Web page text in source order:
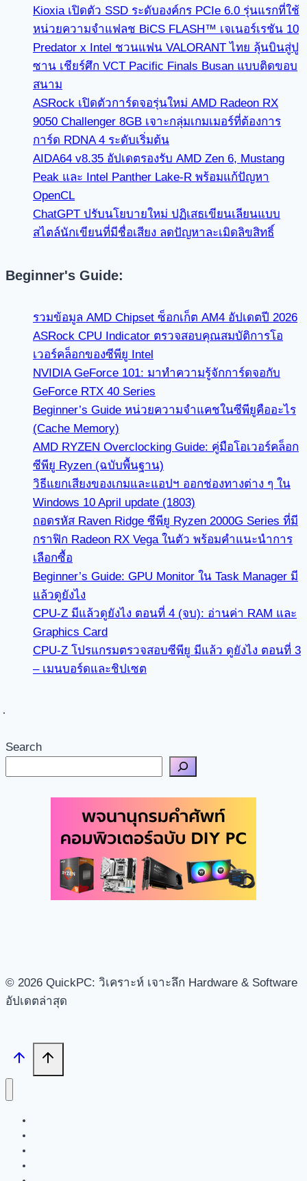
Kioxia เปิดตัว SSD ระดับองค์กร PCIe 6.0 รุ่นแรกที่ใช้
หน่วยความจำแฟลช BiCS FLASH™ เจเนอร์เรชัน 10
Predator x Intel ชวนแฟน VALORANT ไทย ลุ้นบินสู่ปู
ซาน เชียร์ศึก VCT Pacific Finals Busan แบบติดขอบ
สนาม
ASRock เปิดตัวการ์ดจอรุ่นใหม่ AMD Radeon RX
9050 Challenger 8GB เจาะกลุ่มเกมเมอร์ที่ต้องการ
การ์ด RDNA 4 ระดับเริ่มต้น
AIDA64 v8.35 อัปเดตรองรับ AMD Zen 6, Mustang
Peak และ Intel Panther Lake-R พร้อมแก้ปัญหา
OpenCL
ChatGPT ปรับนโยบายใหม่ ปฏิเสธเขียนเลียนแบบ
สไตล์นักเขียนที่มีชื่อเสียง ลดปัญหาละเมิดลิขสิทธิ์
Beginner's Guide:
รวมข้อมูล AMD Chipset ซ็อกเก็ต AM4 อัปเดตปี 2026
ASRock CPU Indicator ตรวจสอบคุณสมบัติการโอ
เวอร์คล็อกของซีพียู Intel
NVIDIA GeForce 101: มาทำความรู้จักการ์ดจอกับ
GeForce RTX 40 Series
Beginner’s Guide หน่วยความจำแคชในซีพียูคืออะไร
(Cache Memory)
AMD RYZEN Overclocking Guide: คู่มือโอเวอร์คล็อก
ซีพียู Ryzen (ฉบับพื้นฐาน)
วิธีแยกเสียงของเกมและแอปฯ ออกช่องทางต่าง ๆ ใน
Windows 10 April update (1803)
ถอดรหัส Raven Ridge ซีพียู Ryzen 2000G Series ที่มี
กราฟิก Radeon RX Vega ในตัว พร้อมคำแนะนำการ
เลือกซื้อ
Beginner’s Guide: GPU Monitor ใน Task Manager มี
แล้วดูยังไง
CPU-Z มีแล้วดูยังไง ตอนที่ 4 (จบ): อ่านค่า RAM และ
Graphics Card
CPU-Z โปรแกรมตรวจสอบซีพียู มีแล้ว ดูยังไง ตอนที่ 3
– เมนบอร์ดและชิปเซต
Search
© 2026 QuickPC: วิเคราะห์ เจาะลึก Hardware & Software
อัปเดตล่าสุด